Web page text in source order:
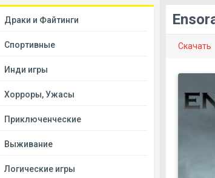
Скачать
Драки и Файтинги
Спортивные
Инди игры
Хорроры, Ужасы
Приключенческие
Выживание
Логические игры